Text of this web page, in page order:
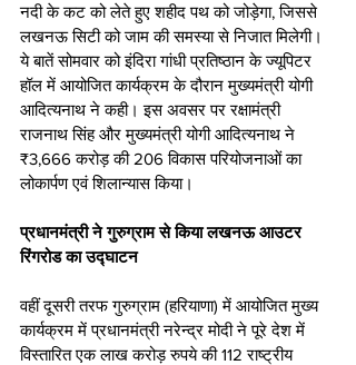
नदी के कट को लेते हुए शहीद पथ को जोड़ेगा, जिससे
लखनऊ सिटी को जाम की समस्या से निजात मिलेगी।
ये बातें सोमवार को इंदिरा गांधी प्रतिष्ठान के ज्यूपिटर
हॉल में आयोजित कार्यक्रम के दौरान मुख्यमंत्री योगी
आदित्यनाथ ने कही। इस अवसर पर रक्षामंत्री
राजनाथ सिंह और मुख्यमंत्री योगी आदित्यनाथ ने
₹3,666 करोड़ की 206 विकास परियोजनाओं का
लोकार्पण एवं शिलान्यास किया।
प्रधानमंत्री ने गुरुग्राम से किया लखनऊ आउटर
रिंगरोड का उद्घाटन
वहीं दूसरी तरफ गुरुग्राम (हरियाणा) में आयोजित मुख्य
कार्यक्रम में प्रधानमंत्री नरेन्द्र मोदी ने पूरे देश में
विस्तारित एक लाख करोड़ रुपये की 112 राष्ट्रीय